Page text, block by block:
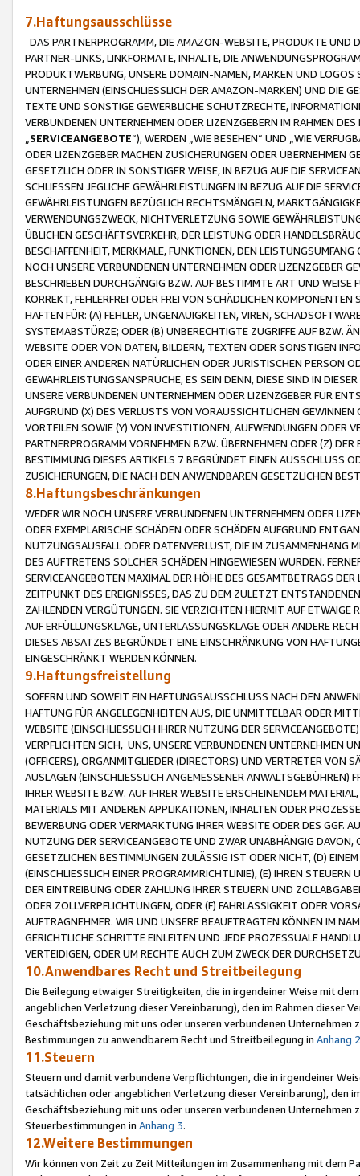
7.Haftungsausschlüsse
DAS PARTNERPROGRAMM, DIE AMAZON-WEBSITE, PRODUKTE UND
PARTNER-LINKS, LINKFORMATE, INHALTE, DIE
PRODUKTWERBUNG, UNSERE DOMAIN-NAMEN, MARKEN UND
UNTERNEHMEN (EINSCHLIESSLICH DER AMAZON-MARKEN) UND DIE
TEXTE UND SONSTIGE GEWERBLICHE SCHUTZRECHTE,
VERBUNDENEN UNTERNEHMEN ODER LIZENZGEBERN IM RAHMEN
SERVICEANGEBOTE“), WERDEN „WIE BESEHEN“ UND „WIE
ODER LIZENZGEBER MACHEN ZUSICHERUNGEN ODER ÜBERNEHMEN
GESETZLICH ODER IN SONSTIGER WEISE, IN BEZUG AUF DIE
SCHLIESSEN JEGLICHE GEWÄHRLEISTUNGEN IN BEZUG AUF DIE
GEWÄHRLEISTUNGEN BEZÜGLICH RECHTSMÄNGELN,
VERWENDUNGSZWECK, NICHTVERLETZUNG SOWIE
ÜBLICHEN GESCHÄFTSVERKEHR, DER LEISTUNG ODER
BESCHAFFENHEIT, MERKMALE, FUNKTIONEN, DEN
NOCH UNSERE VERBUNDENEN UNTERNEHMEN ODER LIZENZGEBER
BESCHRIEBEN DURCHGÄNGIG BZW. AUF BESTIMMTE ART UND
KORREKT, FEHLERFREI ODER FREI VON SCHÄDLICHEN
HAFTEN FÜR: (A) FEHLER, UNGENAUIGKEITEN, VIREN,
SYSTEMABSTÜRZE; ODER (B) UNBERECHTIGTE ZUGRIFFE AUF BZW.
WEBSITE ODER VON DATEN, BILDERN, TEXTEN ODER SONSTIGEN
ODER EINER ANDEREN NATÜRLICHEN ODER JURISTISCHEN PERSON
GEWÄHRLEISTUNGSANSPRÜCHE, ES SEIN DENN, DIESE SIND IN
UNSERE VERBUNDENEN UNTERNEHMEN ODER LIZENZGEBER FÜR
AUFGRUND (X) DES VERLUSTS VON VORAUSSICHTLICHEN
VORTEILEN SOWIE (Y) VON INVESTITIONEN, AUFWENDUNGEN ODER
PARTNERPROGRAMM VORNEHMEN BZW. ÜBERNEHMEN ODER (Z)
BESTIMMUNG DIESES ARTIKELS 7 BEGRÜNDET EINEN AUSSCHLUSS
ZUSICHERUNGEN, DIE NACH DEN ANWENDBAREN GESETZLICHEN
8.Haftungsbeschränkungen
WEDER WIR NOCH UNSERE VERBUNDENEN UNTERNEHMEN ODER
ODER EXEMPLARISCHE SCHÄDEN ODER SCHÄDEN AUFGRUND
NUTZUNGSAUSFALL ODER DATENVERLUST, DIE IM ZUSAMMENHANG
DES AUFTRETENS SOLCHER SCHÄDEN HINGEWIESEN WURDEN.
SERVICEANGEBOTEN MAXIMAL DER HÖHE DES GESAMTBETRAGS
ZEITPUNKT DES EREIGNISSES, DAS ZU DEM ZULETZT
ZAHLENDEN VERGÜTUNGEN. SIE VERZICHTEN HIERMIT AUF
AUF ERFÜLLUNGSKLAGE, UNTERLASSUNGSKLAGE ODER ANDERE
DIESES ABSATZES BEGRÜNDET EINE EINSCHRÄNKUNG VON
EINGESCHRÄNKT WERDEN KÖNNEN.
9.Haftungsfreistellung
SOFERN UND SOWEIT EIN HAFTUNGSAUSSCHLUSS NACH DEN
HAFTUNG FÜR ANGELEGENHEITEN AUS, DIE UNMITTELBAR ODER
WEBSITE (EINSCHLIESSLICH IHRER NUTZUNG DER
VERPFLICHTEN SICH, UNS, UNSERE VERBUNDENEN UNTERNEHMEN
(OFFICERS), ORGANMITGLIEDER (DIRECTORS) UND VERTRETER VON
AUSLAGEN (EINSCHLIESSLICH ANGEMESSENER
IHRER WEBSITE BZW. AUF IHRER WEBSITE ERSCHEINENDEM
MATERIALS MIT ANDEREN APPLIKATIONEN, INHALTEN ODER
BEWERBUNG ODER VERMARKTUNG IHRER WEBSITE ODER DES GGF.
NUTZUNG DER SERVICEANGEBOTE UND ZWAR UNABHÄNGIG
GESETZLICHEN BESTIMMUNGEN ZULÄSSIG IST ODER NICHT, (D)
(EINSCHLIESSLICH EINER PROGRAMMRICHTLINIE), (E) IHREN
DER EINTREIBUNG ODER ZAHLUNG IHRER STEUERN UND
ODER ZOLLVERPFLICHTUNGEN, ODER (F) FAHRLÄSSIGKEIT ODER
AUFTRAGNEHMER. WIR UND UNSERE BEAUFTRAGTEN KÖNNEN IM
GERICHTLICHE SCHRITTE EINLEITEN UND JEDE PROZESSUALE
VERTEIDIGEN, ODER UM RECHTE AUCH ZUM ZWECK DER
10.Anwendbares Recht und Streitbeilegung
Die Beilegung etwaiger Streitigkeiten, die in irgendeiner Weise mit
angeblichen Verletzung dieser Vereinbarung), den im Rahmen dieser
Geschäftsbeziehung mit uns oder unseren verbundenen
Bestimmungen zu anwendbarem Recht und Streitbeilegung in Anhang 2
11.Steuern
Steuern und damit verbundene Verpflichtungen, die in irgendeiner
tatsächlichen oder angeblichen Verletzung dieser Vereinbarung), den
Geschäftsbeziehung mit uns oder unseren verbundenen
Steuerbestimmungen in Anhang 3.
12.Weitere Bestimmungen
Wir können von Zeit zu Zeit Mitteilungen im Zusammenhang mit dem